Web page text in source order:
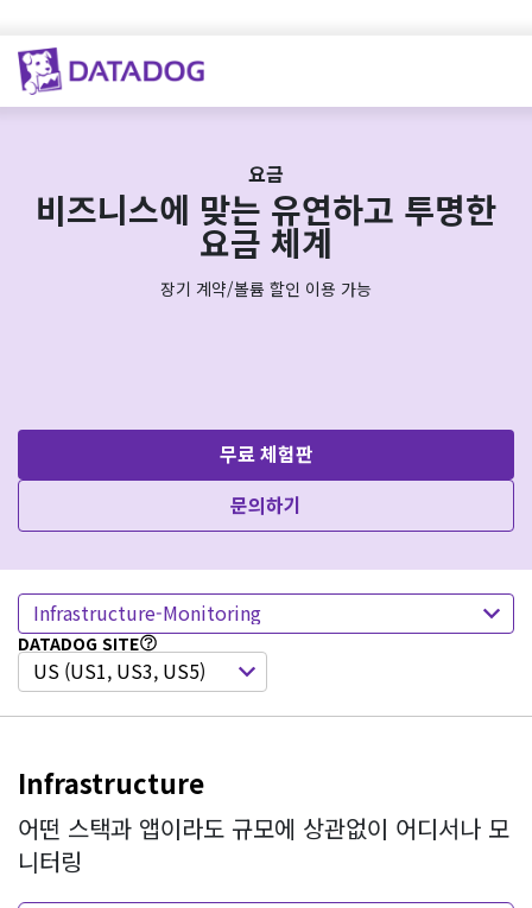
요금
비즈니스에 맞는 유연하고 투명한
요금 체계
장기 계약/볼륨 할인 이용 가능
무료 체험판
문의하기
DATADOG SITE
US (US1, US3, US5)
Infrastructure-Monitoring
Infrastructure
어떤 스택과 앱이라도 규모에 상관없이 어디서나 모
니터링